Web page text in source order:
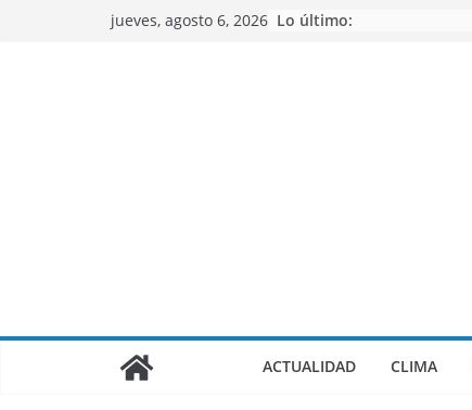
jueves, agosto 6, 2026 Lo último:
ACTUALIDAD CLIMA